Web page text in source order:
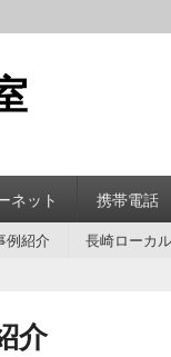
ネット 携帯電話
例紹介 長崎ローカル
介